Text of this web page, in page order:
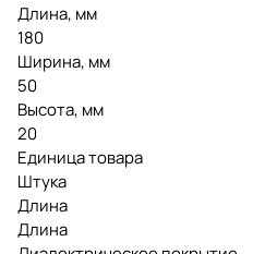
Длина, мм
180
Ширина, мм
50
Высота, мм
20
Единица товара
Штука
Длина
Длина